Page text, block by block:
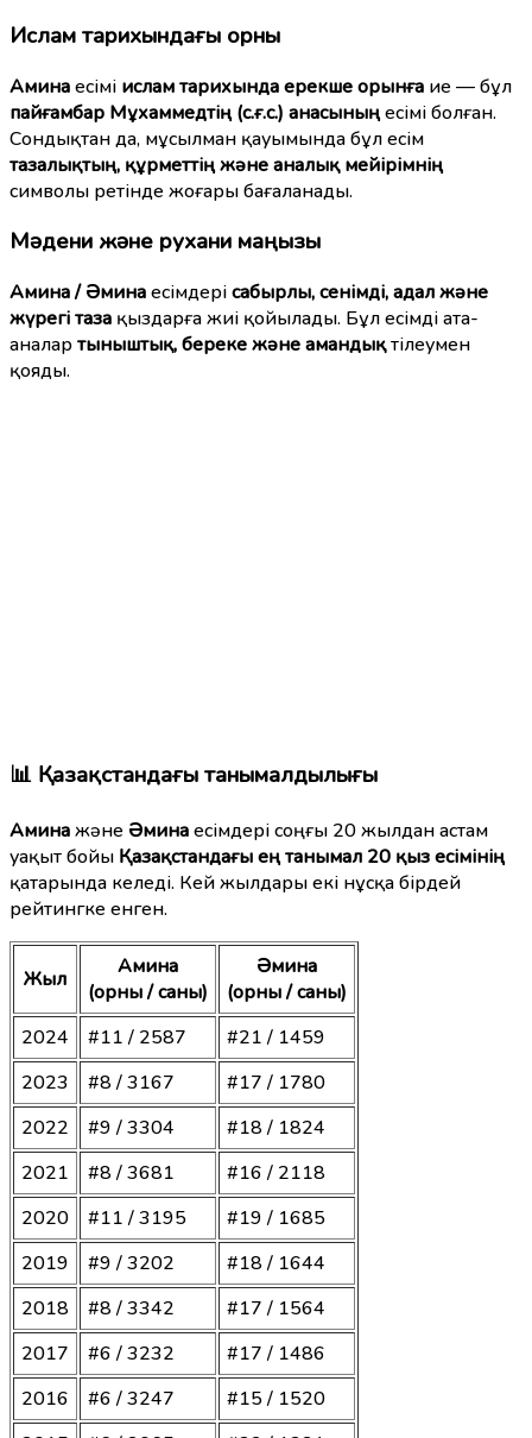
Ислам тарихындағы орны
Аминаесімі ислам тарихында ерекше орынға ие — бұл
пайғамбар Мұхаммедтің (с.ғ.с.) анасыныңесімі болған.
Сондықтан да, мұсылман қауымында бұл есім
тазалықтың, құрметтің және аналық мейірімнің
символы ретінде жоғары бағаланады.
Мәдени және рухани маңызы
Амина / Әминаесімдерісабырлы, сенімді, адал және
жүрегі таза қыздарға жиі қойылады. Бұл есімді ата-
аналартыныштық, береке және амандықтілеумен
қояды.
📊 Қазақстандағы танымалдылығы
Аминажәне Әминаесімдері соңғы 20 жылдан астам
уақыт бойы Қазақстандағы ең танымал 20 қыз есімінің
қатарында келеді. Кей жылдары екі нұсқа бірдей
рейтингке енген.
Жыл
Амина
(орны / саны)
Әмина
(орны / саны)
2024
#11 / 2587
#21 / 1459
2023
#8 / 3167
#17 / 1780
2022
#9 / 3304
#18 / 1824
2021
#8 / 3681
#16 / 2118
2020
#11 / 3195
#19 / 1685
2019
#9 / 3202
#18 / 1644
2018
#8 / 3342
#17 / 1564
2017
#6 / 3232
#17 / 1486
2016
#6 / 3247
#15 / 1520